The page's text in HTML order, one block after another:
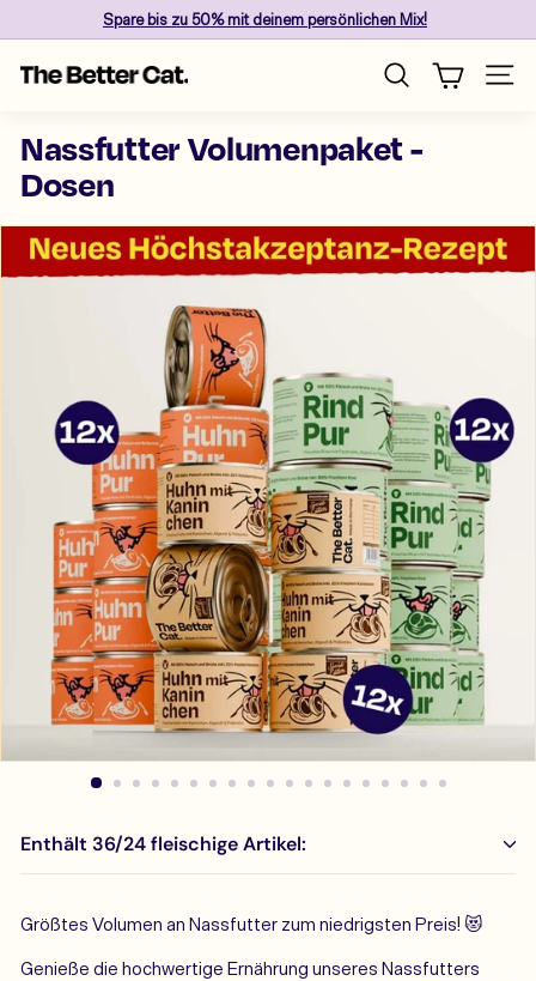
to
content
Pause
Sparebis zu 50%mit deinem persönlichen Mix!
T
e
B
e
t
t
e
Search Site
Nassfutter Volumenpaket -
Dosen
Enthält 36/24 fleischige Artikel:
Größtes Volumen an Nassfutter zum niedrigsten Preis! 😻
Genieße die hochwertige Ernährung unseres Nassfutters